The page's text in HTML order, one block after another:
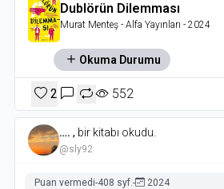
Dublörün Dilemması
Murat Menteş - Alfa Yayınları - 2024
Okuma Durumu
2 552
…. , bir kitabı okudu.
@sly92
Puan vermedi-408 syf. - 2024